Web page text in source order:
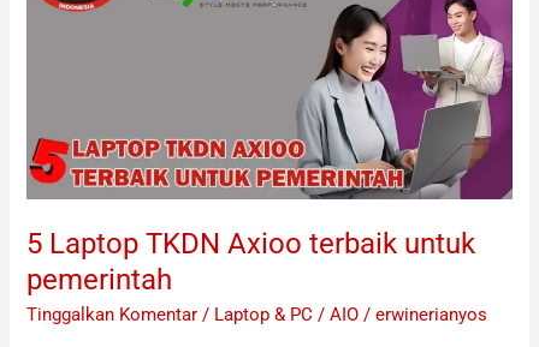
5 Laptop TKDN Axioo terbaik untuk
pemerintah
Tinggalkan Komentar / Laptop & PC / AIO /erwinerianyos
TKDN